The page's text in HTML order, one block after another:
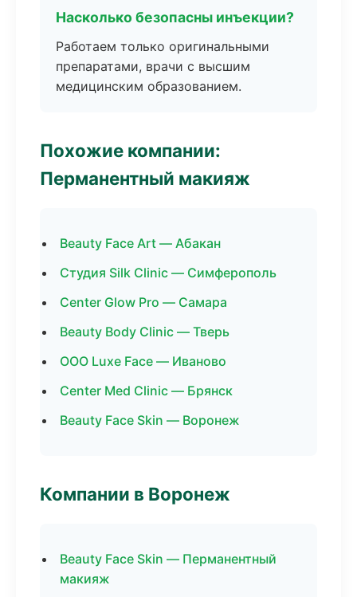
Насколько безопасны инъекции?
Работаем только оригинальными
препаратами, врачи с высшим
медицинским образованием.
Похожие компании:
Перманентный макияж
Beauty Face Art — Абакан
Студия Silk Clinic — Симферополь
Center Glow Pro — Самара
Beauty Body Clinic — Тверь
ООО Luxe Face — Иваново
Center Med Clinic — Брянск
Beauty Face Skin — Воронеж
Компании в Воронеж
Beauty Face Skin — Перманентный
макияж